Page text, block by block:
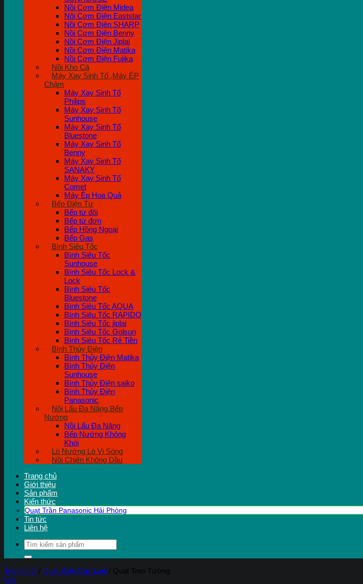
Nồi Cơm Điện Midea
Nôi Cơm Điện Eaststar
Nồi Cơm Điên SHARP
Nồi Cơm Điện Benny
Nồi Cơm Điện Jiplai
Nồi Cơm Điện Matika
Nồi Cơm Điện Fujika
Nồi Kho Cá
Máy Xay Sinh Tố ,Máy ÉP
Chậm
Máy Xay Sinh Tố
Philips
Máy Xay Sinh Tố
Sunhouse
Máy Xay Sinh Tố
Bluestone
Máy Xay Sinh Tố
Benny
Máy Xay Sinh Tố
SANAKY
Máy Xay Sinh Tố
Comet
Máy Ép Hoa Quả
Bếp Điện Từ
Bếp từ đôi
Bếp từ đơn
Bếp Hồng Ngoại
Bếp Gas
Bình Siêu Tốc
Bình Siêu Tốc
Sunhouse
Bình Siêu Tốc Lock &
Lock
Bình Siêu Tốc
Bluestone
Bình Siêu Tốc AQUA
Bình Siêu Tốc RAPIDO
Bình Siêu Tốc jiplai
Bình Siêu Tốc Golsun
Bình Siêu Tốc Rẻ Tiền
Bình Thủy Điện
Bình Thủy Điện Matika
Bình Thủy Điện
Sunhouse
Bình Thủy Điện saiko
Bình Thủy Điện
Panasonic
Nồi Lẩu Đa Năng,Bếp
Nướng
Nồi Lẩu Đa Năng
Bếp Nướng Không
Khói
Lò Nướng Lò Vi Sóng
Nồi Chiên Không Dầu
Trang chủ
Giới thiệu
Sản phẩm
Kiến thức
Quạt Trần Panasonic Hải Phòng
Tin tức
Liên hệ
Tìm
kiếm:
Trang chủ / Quạt Điện Các Loại / Quạt Treo Tường
Lọc